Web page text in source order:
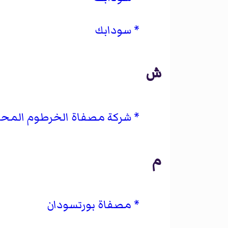
سودابك
ش
شركة مصفاة الخرطوم
م
مصفاة بورتسودان